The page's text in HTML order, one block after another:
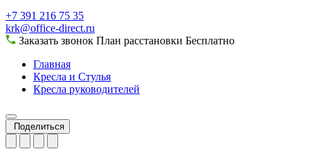
+7 391 216 75 35
krk@office-direct.ru
Заказать звонок План расстановки Бесплатно
Главная
Кресла и Стулья
Кресла руководителей
Поделиться